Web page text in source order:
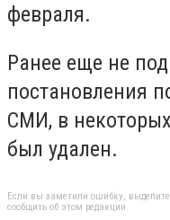
февраля.
Ранее еще не
постановления
СМИ, в
был удален.
Если вы заметили ошибку,
сообщить об этом редакции